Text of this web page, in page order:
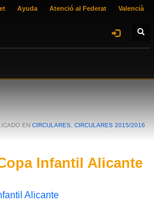
Ayuda Atenció al Federat Valencià
EN CIRCULARES CIRCULARES 2015/2016
Infantil Alicante
Alicante